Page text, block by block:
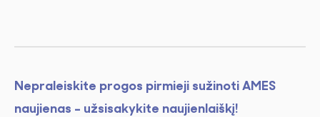
Nepraleiskite progos pirmieji sužinoti AMES
naujienas - užsisakykite naujienlaiškį!